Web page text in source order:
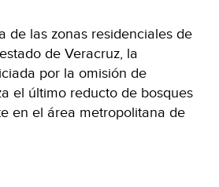
de las zonas residenciales de
de Veracruz, la
por la omisión de
el último reducto de bosques
en el área metropolitana de